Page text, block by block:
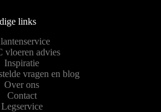
links
vloeren advies
Inspiratie
vragen en blog
Over ons
Contact
Legservice